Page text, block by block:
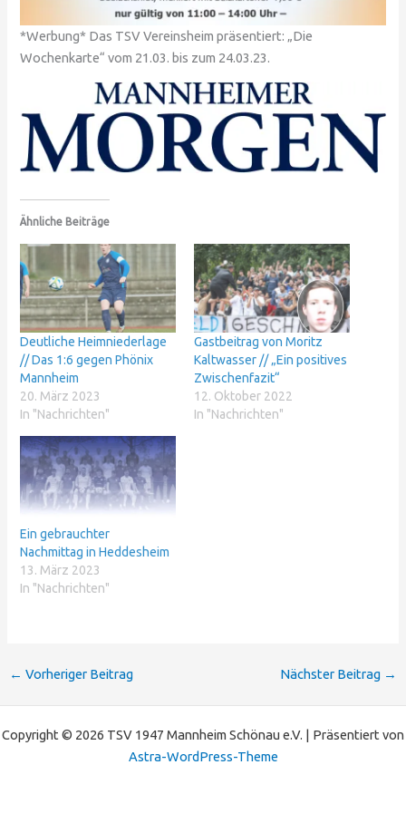
*Werbung* Das TSV Vereinsheim präsentiert: „Die
Wochenkarte“ vom 21.03. bis zum 24.03.23.
Ähnliche Beiträge
Deutliche Heimniederlage
// Das 1:6 gegen Phönix
Mannheim
20. März 2023
In "Nachrichten"
Gastbeitrag von Moritz
Kaltwasser // „Ein positives
Zwischenfazit“
12. Oktober 2022
In "Nachrichten"
Ein gebrauchter
Nachmittag in Heddesheim
13. März 2023
In "Nachrichten"
← Vorheriger Beitrag Nächster Beitrag →
Copyright © 2026 TSV 1947 Mannheim Schönau e.V. | Präsentiert von
Astra-WordPress-Theme